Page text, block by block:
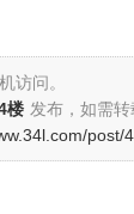
访问。
楼 发布，如需转
post/